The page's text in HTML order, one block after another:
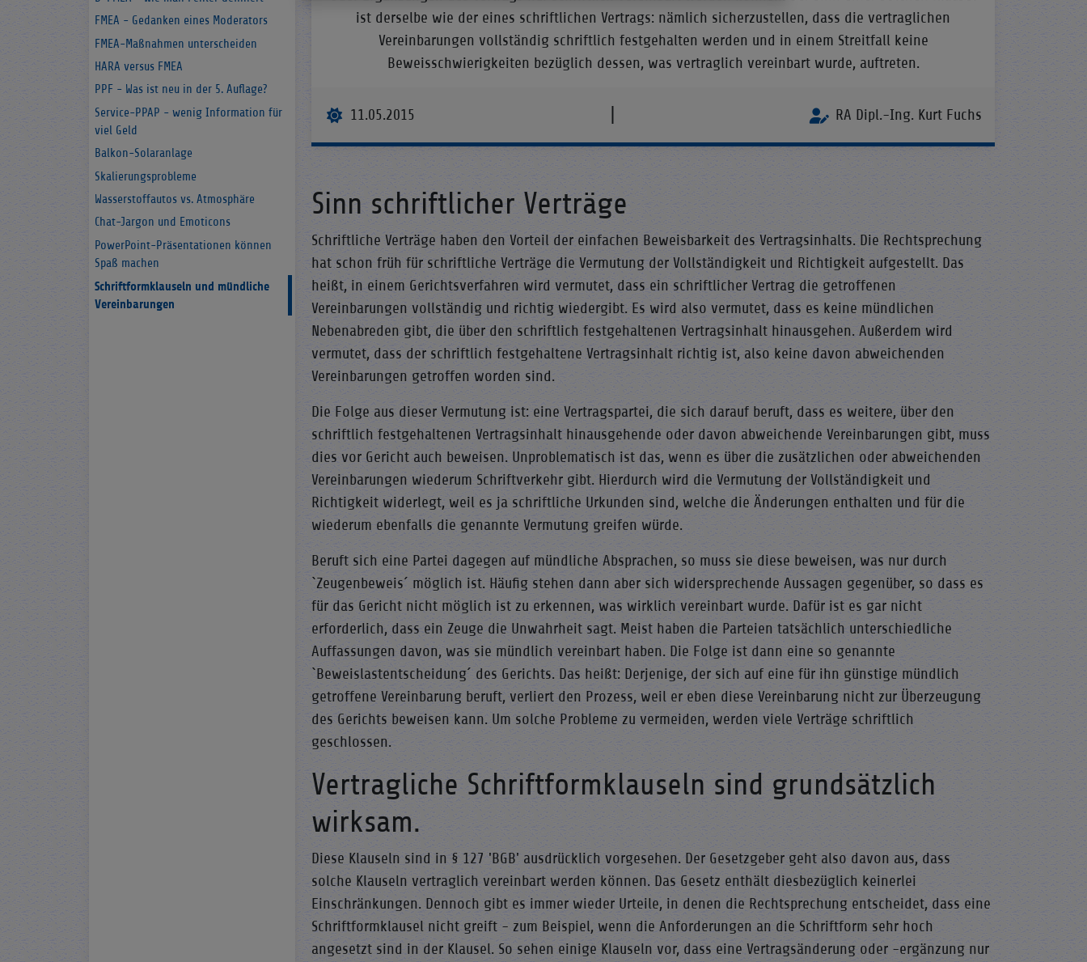
FMEA - Gedanken eines Moderators
FMEA-Maßnahmen unterscheiden
HARA versus FMEA
PPF - Was ist neu in der 5. Auflage?
Service-PPAP - wenig Information für
viel Geld
Balkon-Solaranlage
Skalierungsprobleme
Wasserstoffautos vs. Atmosphäre
Chat-Jargon und Emoticons
PowerPoint-Präsentationen können
Spaß machen
Schriftformklauseln und mündliche
Vereinbarungen
ist derselbe wie der eines schriftlichen Vertrags: nämlich sicherzustellen, dass die vertraglichen
Vereinbarungen vollständig schriftlich festgehalten werden und in einem Streitfall keine
Beweisschwierigkeiten bezüglich dessen, was vertraglich vereinbart wurde, auftreten.
11.05.2015 RA Dipl.-Ing. Kurt Fuchs
Sinn schriftlicher Verträge
Schriftliche Verträge haben den Vorteil der einfachen Beweisbarkeit des Vertragsinhalts. Die Rechtsprechung
hat schon früh für schriftliche Verträge die Vermutung der Vollständigkeit und Richtigkeit aufgestellt. Das
heißt, in einem Gerichtsverfahren wird vermutet, dass ein schriftlicher Vertrag die getroffenen
Vereinbarungen vollständig und richtig wiedergibt. Es wird also vermutet, dass es keine mündlichen
Nebenabreden gibt, die über den schriftlich festgehaltenen Vertragsinhalt hinausgehen. Außerdem wird
vermutet, dass der schriftlich festgehaltene Vertragsinhalt richtig ist, also keine davon abweichenden
Vereinbarungen getroffen worden sind.
Die Folge aus dieser Vermutung ist: eine Vertragspartei, die sich darauf beruft, dass es weitere, über den
schriftlich festgehaltenen Vertragsinhalt hinausgehende oder davon abweichende Vereinbarungen gibt, muss
dies vor Gericht auch beweisen. Unproblematisch ist das, wenn es über die zusätzlichen oder abweichenden
Vereinbarungen wiederum Schriftverkehr gibt. Hierdurch wird die Vermutung der Vollständigkeit und
Richtigkeit widerlegt, weil es ja schriftliche Urkunden sind, welche die Änderungen enthalten und für die
wiederum ebenfalls die genannte Vermutung greifen würde.
Beruft sich eine Partei dagegen auf mündliche Absprachen, so muss sie diese beweisen, was nur durch
`Zeugenbeweis´ möglich ist. Häufig stehen dann aber sich widersprechende Aussagen gegenüber, so dass es
für das Gericht nicht möglich ist zu erkennen, was wirklich vereinbart wurde. Dafür ist es gar nicht
erforderlich, dass ein Zeuge die Unwahrheit sagt. Meist haben die Parteien tatsächlich unterschiedliche
Auffassungen davon, was sie mündlich vereinbart haben. Die Folge ist dann eine so genannte
`Beweislastentscheidung´ des Gerichts. Das heißt: Derjenige, der sich auf eine für ihn günstige mündlich
getroffene Vereinbarung beruft, verliert den Prozess, weil er eben diese Vereinbarung nicht zur Überzeugung
des Gerichts beweisen kann. Um solche Probleme zu vermeiden, werden viele Verträge schriftlich
geschlossen.
Vertragliche Schriftformklauseln sind grundsätzlich
wirksam.
Diese Klauseln sind in § 127 'BGB' ausdrücklich vorgesehen. Der Gesetzgeber geht also davon aus, dass
solche Klauseln vertraglich vereinbart werden können. Das Gesetz enthält diesbezüglich keinerlei
Einschränkungen. Dennoch gibt es immer wieder Urteile, in denen die Rechtsprechung entscheidet, dass eine
Schriftformklausel nicht greift - zum Beispiel, wenn die Anforderungen an die Schriftform sehr hoch
angesetzt sind in der Klausel. So sehen einige Klauseln vor, dass eine Vertragsänderung oder -ergänzung nur